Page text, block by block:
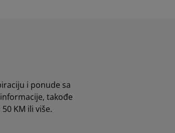
i ponude sa
takođe
KM ili više.